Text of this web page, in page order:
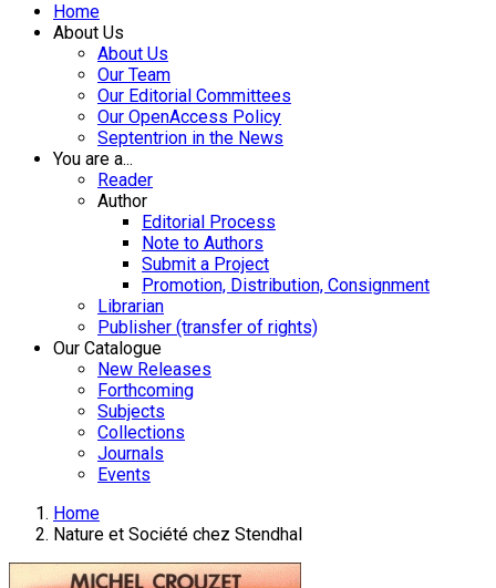
Home
About Us
About Us
Our Team
Our Editorial Committees
Our OpenAccess Policy
Septentrion in the News
You are a...
Reader
Author
Editorial Process
Note to Authors
Submit a Project
Promotion, Distribution, Consignment
Librarian
Publisher (transfer of rights)
Our Catalogue
New Releases
Forthcoming
Subjects
Collections
Journals
Events
Home
Nature et Société chez Stendhal